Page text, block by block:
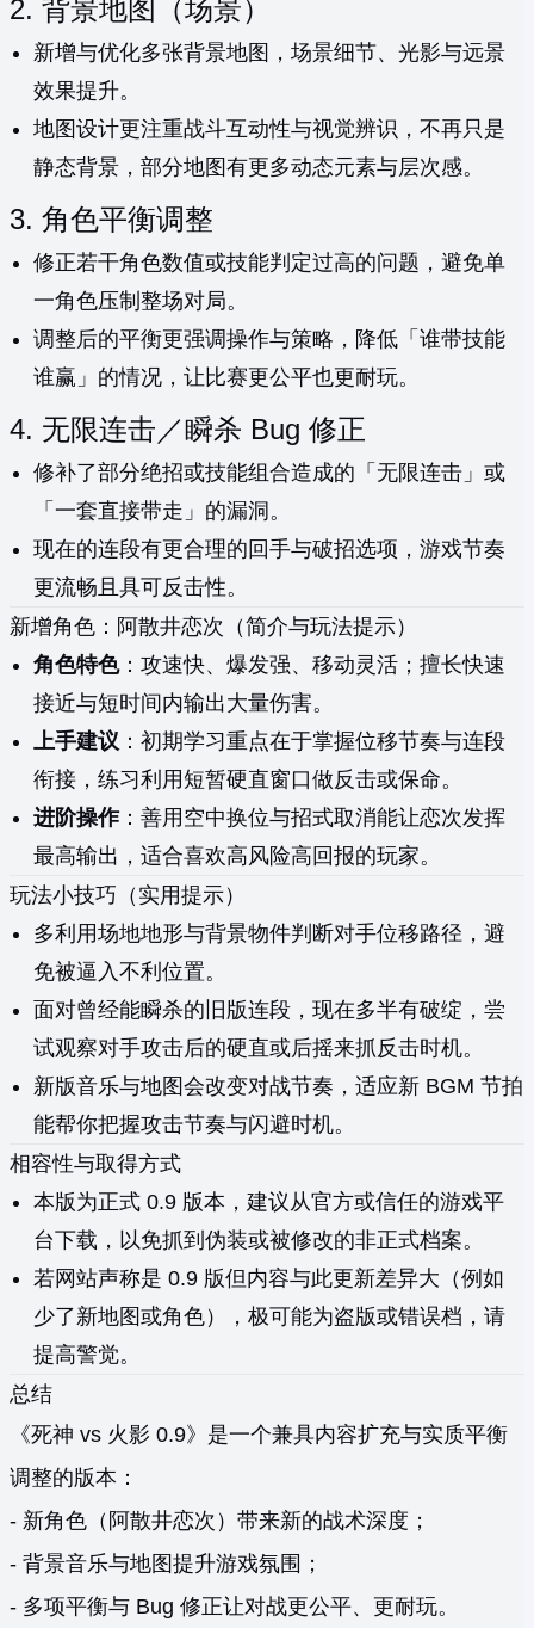
2. 背景地图（场景）
新增与优化多张背景地图，场景细节、光影与远景
效果提升。
地图设计更注重战斗互动性与视觉辨识，不再只是
静态背景，部分地图有更多动态元素与层次感。
3. 角色平衡调整
修正若干角色数值或技能判定过高的问题，避免单
一角色压制整场对局。
调整后的平衡更强调操作与策略，降低「谁带技能
谁赢」的情况，让比赛更公平也更耐玩。
4. 无限连击／瞬杀 Bug 修正
修补了部分绝招或技能组合造成的「无限连击」或
「一套直接带走」的漏洞。
现在的连段有更合理的回手与破招选项，游戏节奏
更流畅且具可反击性。
新增角色：阿散井恋次（简介与玩法提示）
角色特色：攻速快、爆发强、移动灵活；擅长快速
接近与短时间内输出大量伤害。
上手建议 ：初期学习重点在于掌握位移节奏与连段
衔接，练习利用短暂硬直窗口做反击或保命。
进阶操作：善用空中换位与招式取消能让恋次发挥
最高输出，适合喜欢高风险高回报的玩家。
玩法小技巧（实用提示）
多利用场地地形与背景物件判断对手位移路径，避
免被逼入不利位置。
面对曾经能瞬杀的旧版连段，现在多半有破绽，尝
试观察对手攻击后的硬直或后摇来抓反击时机。
新版音乐与地图会改变对战节奏，适应新 BGM 节拍
能帮你把握攻击节奏与闪避时机。
相容性与取得方式
本版为正式 0.9 版本，建议从官方或信任的游戏平
台下载，以免抓到伪装或被修改的非正式档案。
若网站声称是 0.9 版但内容与此更新差异大（例如
少了新地图或角色），极可能为盗版或错误档，请
提高警觉。
总结
《死神 vs 火影 0.9》是一个兼具内容扩充与实质平衡
调整的版本：
- 新角色（阿散井恋次）带来新的战术深度；
- 背景音乐与地图提升游戏氛围；
- 多项平衡与 Bug 修正让对战更公平、更耐玩。